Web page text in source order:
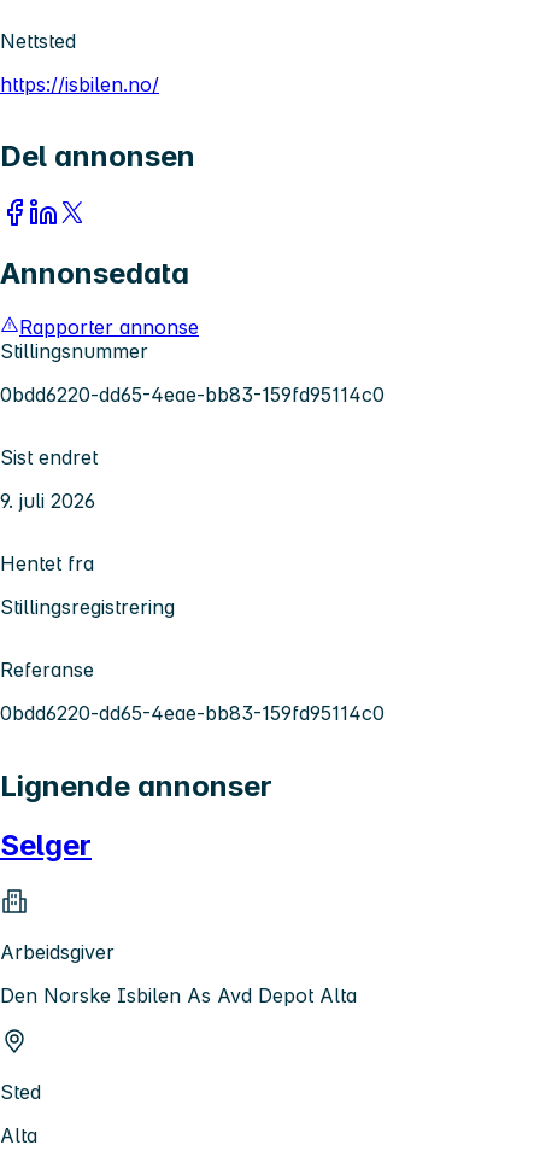
Nettsted
https://isbilen.no/
Del annonsen
Annonsedata
Rapporter annonse
Stillingsnummer
0bdd6220-dd65-4eae-bb83-159fd95114c0
Sist endret
9. juli 2026
Hentet fra
Stillingsregistrering
Referanse
0bdd6220-dd65-4eae-bb83-159fd95114c0
Lignende annonser
Selger
Arbeidsgiver
Den Norske Isbilen As Avd Depot Alta
Sted
Alta